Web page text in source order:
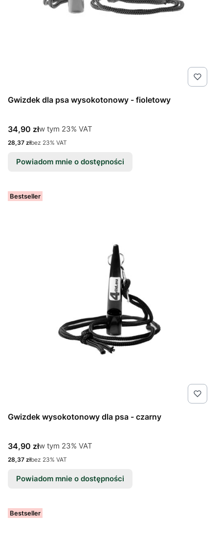
Gwizdek dla psa wysokotonowy - fioletowy
Cena brutto
34,90 złw tym %s VAT
w tym 23% VAT
Cena netto
28,37 złbez 23% VAT
Powiadom mnie o dostępności
Bestseller
Gwizdek wysokotonowy dla psa - czarny
Cena brutto
34,90 złw tym %s VAT
w tym 23% VAT
Cena netto
28,37 złbez 23% VAT
Powiadom mnie o dostępności
Bestseller